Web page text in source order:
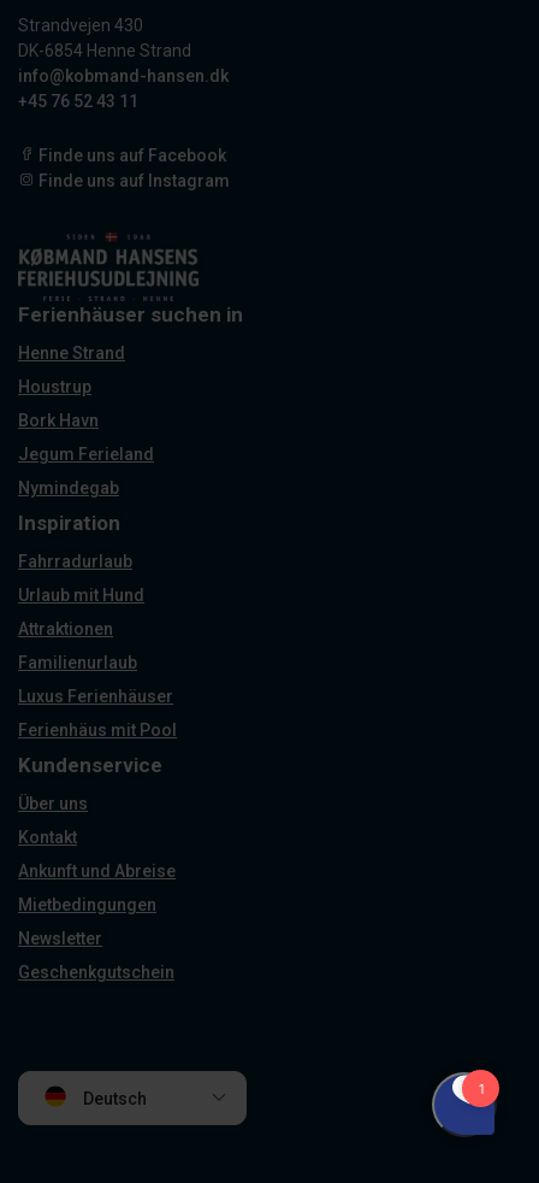
Strandvejen 430
DK-6854 Henne Strand
info@kobmand-hansen.dk
+45 76 52 43 11
Finde uns auf Facebook
Finde uns auf Instagram
Ferienhäuser suchen in
Henne Strand
Houstrup
Bork Havn
Jegum Ferieland
Nymindegab
Inspiration
Fahrradurlaub
Urlaub mit Hund
Attraktionen
Familienurlaub
Luxus Ferienhäuser
Ferienhäus mit Pool
Kundenservice
Über uns
Kontakt
Ankunft und Abreise
Mietbedingungen
Newsletter
Geschenkgutschein
Deutsch